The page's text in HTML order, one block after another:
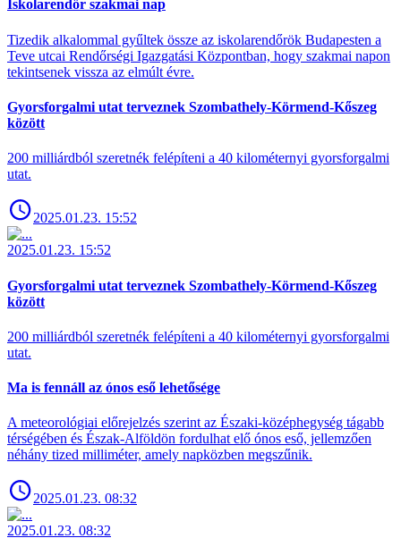
Iskolarendőr szakmai nap
Tizedik alkalommal gyűltek össze az iskolarendőrök Budapesten a
Teve utcai Rendőrségi Igazgatási Központban, hogy szakmai napon
tekintsenek vissza az elmúlt évre.
Gyorsforgalmi utat terveznek Szombathely-Körmend-Kőszeg
között
200 milliárdból szeretnék felépíteni a 40 kilométernyi gyorsforgalmi
utat.
2025.01.23. 15:52
2025.01.23. 15:52
Gyorsforgalmi utat terveznek Szombathely-Körmend-Kőszeg
között
200 milliárdból szeretnék felépíteni a 40 kilométernyi gyorsforgalmi
utat.
Ma is fennáll az ónos eső lehetősége
A meteorológiai előrejelzés szerint az Északi-középhegység tágabb
térségében és Észak-Alföldön fordulhat elő ónos eső, jellemzően
néhány tized milliméter, amely napközben megszűnik.
2025.01.23. 08:32
2025.01.23. 08:32